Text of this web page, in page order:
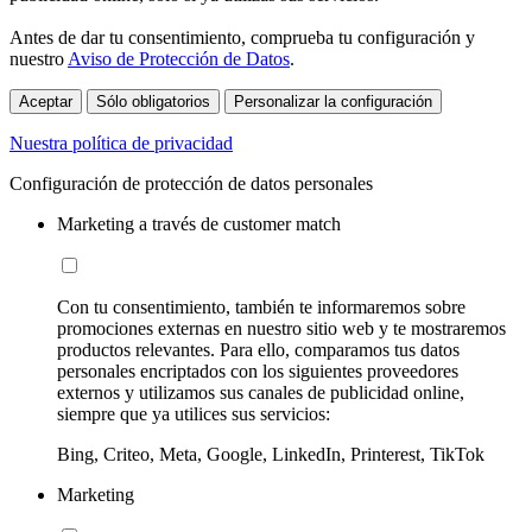
Antes de dar tu consentimiento, comprueba tu configuración y
nuestro Aviso de Protección de Datos.
Aceptar Sólo obligatorios Personalizar la configuración
Nuestra política de privacidad
Configuración de protección de datos personales
Marketing a través de customer match
Con tu consentimiento, también te informaremos sobre
promociones externas en nuestro sitio web y te mostraremos
productos relevantes. Para ello, comparamos tus datos
personales encriptados con los siguientes proveedores
externos y utilizamos sus canales de publicidad online,
siempre que ya utilices sus servicios:
Bing, Criteo, Meta, Google, LinkedIn, Printerest, TikTok
Marketing